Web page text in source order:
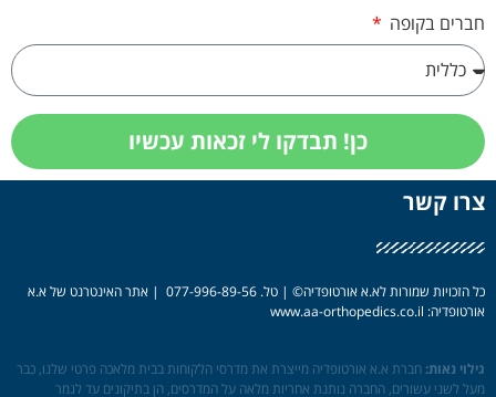
חברים בקופה
כן! תבדקו לי זכאות עכשיו
צרו קשר
כל הזכויות שמורות לא.א אורטופדיה© | טל.
077-996-89-56 | אתר האינטרנט של א.א
אורטופדיה: www.aa-orthopedics.co.il
גילוי נאות: חברת א.א אורטופדיה מייצרת את מדרסי הלקוחות בבית מלאכה פרטי שלנו, כבר
מעל לשני עשורים, החברה נותנת אחריות מלאה על המדרסים, הן בתיקונים עד לגמר